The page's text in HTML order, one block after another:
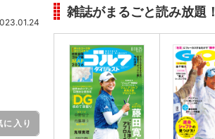
に入り
雑誌がまるごと読み放題！